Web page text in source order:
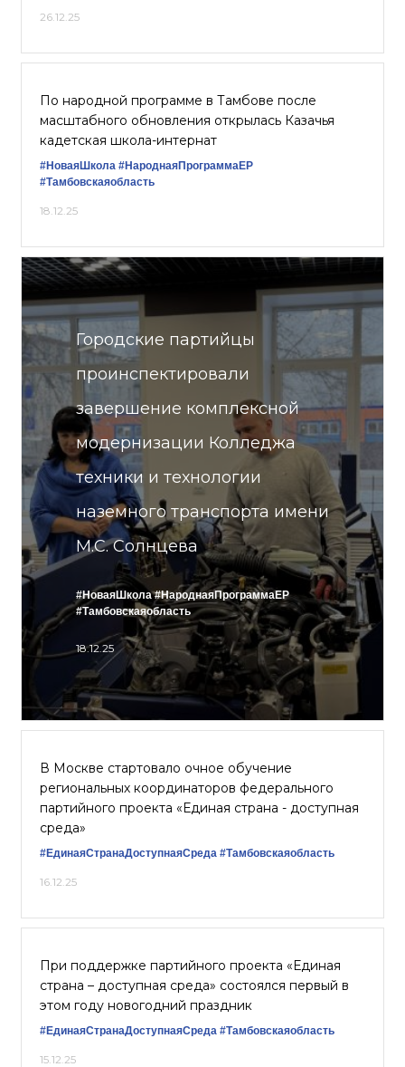
26.12.25
По народной программе в Тамбове после
масштабного обновления открылась Казачья
кадетская школа-интернат
#НоваяШкола #НароднаяПрограммаЕР
#Тамбовскаяобласть
18.12.25
Городские партийцы
проинспектировали
завершение комплексной
модернизации Колледжа
техники и технологии
наземного транспорта имени
М.С. Солнцева
#НоваяШкола #НароднаяПрограммаЕР
#Тамбовскаяобласть
18.12.25
В Москве стартовало очное обучение
региональных координаторов федерального
партийного проекта «Единая страна - доступная
среда»
#ЕдинаяСтранаДоступнаяСреда #Тамбовскаяобласть
16.12.25
При поддержке партийного проекта «Единая
страна – доступная среда» состоялся первый в
этом году новогодний праздник
#ЕдинаяСтранаДоступнаяСреда #Тамбовскаяобласть
15.12.25